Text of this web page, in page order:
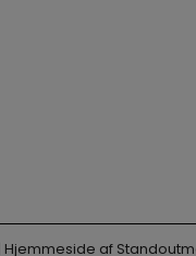
Hjemmeside af